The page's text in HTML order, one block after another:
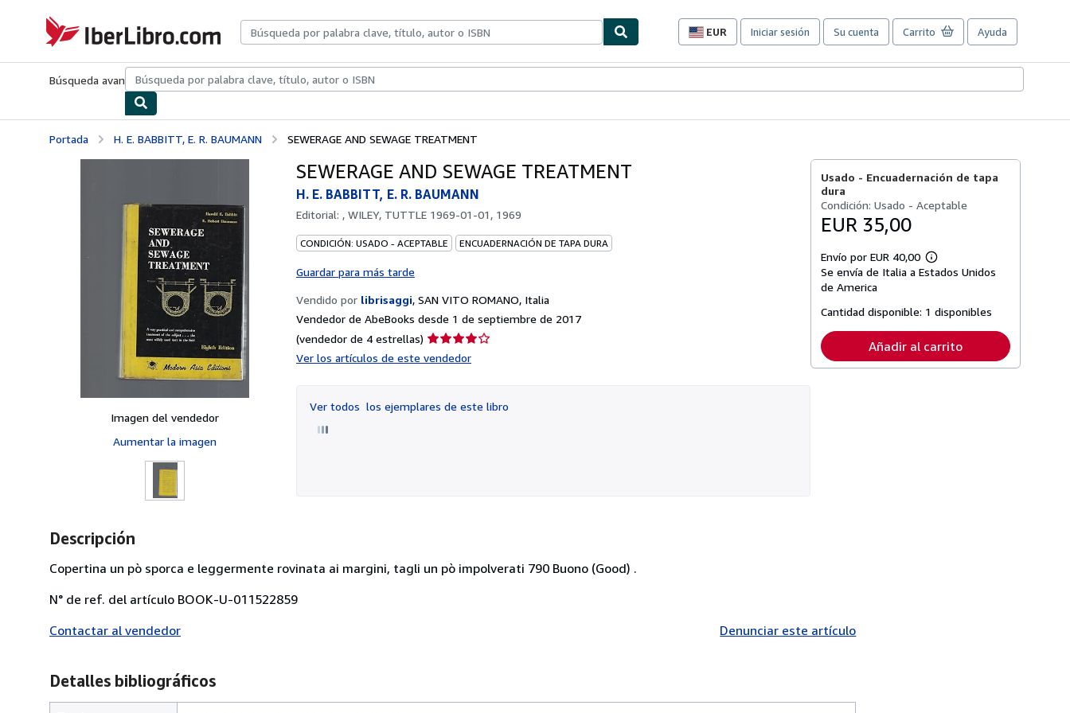
IberLibro.com
EUR
Preferencias
compra
sitio.
Iniciar sesión Su cuenta Carrito Ayuda
Búsqueda avanzadaColecciones Libros antiguosArte y coleccionismo
Portada H. E. BABBITT, E. R. BAUMANN SEWERAGE AND SEWAGE TREATMENT
Imagen del vendedor
Aumentar la imagen
SEWERAGE AND SEWAGE TREATMENT
H. E. BABBITT, E. R. BAUMANN
Editorial: , WILEY, TUTTLE 1969-01-01, 1969
CONDICIÓN: USADO - ACEPTABLE ENCUADERNACIÓN DE TAPA DURA
Guardar para más tarde
Vendido por librisaggi, SAN VITO ROMANO, Italia
Vendedor de AbeBooks desde 1 de septiembre de 2017
(vendedor de 4 estrellas) Calificación
Ver los artículos de este vendedor
Ver todos los ejemplares de este libro
Usado - Encuadernación de tapa
dura
Condición: Usado - Aceptable
EUR 35,00
Envío por EUR 40,00
Más
información
tarifas
envío
Se envía de Italia a Estados Unidos
de America
Cantidad disponible: 1 disponibles
Añadir al carrito
Descripción
Copertina un pò sporca e leggermente rovinata ai margini, tagli un pò impolverati 790 Buono (Good) .
N° de ref. del artículo BOOK-U-011522859
Contactar al vendedor
Denunciar este artículo
Detalles bibliográficos